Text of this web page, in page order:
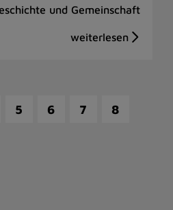
und Gemeinschaft
5 6 7
8